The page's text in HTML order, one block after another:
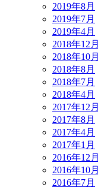
2019年8月
2019年7月
2019年4月
2018年12月
2018年10月
2018年8月
2018年7月
2018年4月
2017年12月
2017年8月
2017年4月
2017年1月
2016年12月
2016年10月
2016年7月